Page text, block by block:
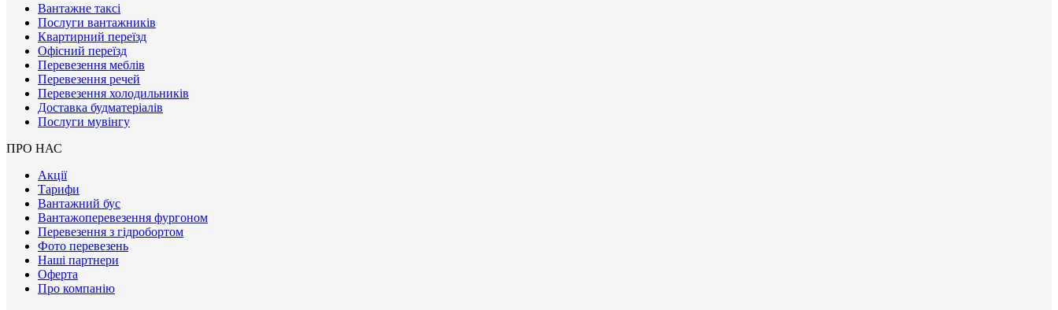
Вантажне таксі
Послуги вантажників
Квартирний переїзд
Офісний переїзд
Перевезення меблів
Перевезення речей
Перевезення холодильників
Доставка будматеріалів
Послуги мувінгу
ПРО НАС
Акції
Тарифи
Вантажний бус
Вантажоперевезення фургоном
Перевезення з гідробортом
Фото перевезень
Наші партнери
Оферта
Про компанію